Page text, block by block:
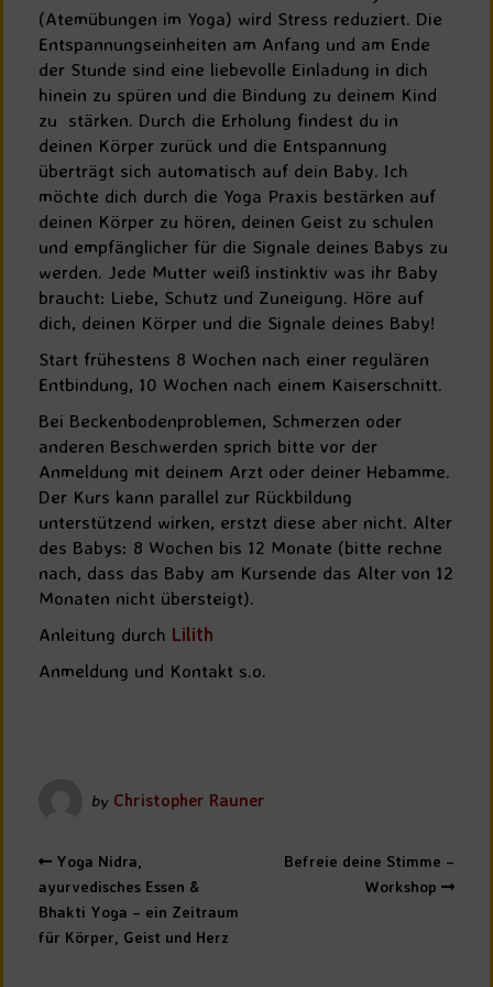
(Atemübungen im Yoga) wird Stress reduziert. Die
Entspannungseinheiten am Anfang und am Ende
der Stunde sind eine liebevolle Einladung in dich
hinein zu spüren und die Bindung zu deinem Kind
zu stärken. Durch die Erholung findest du in
deinen Körper zurück und die Entspannung
überträgt sich automatisch auf dein Baby. Ich
möchte dich durch die Yoga Praxis bestärken auf
deinen Körper zu hören, deinen Geist zu schulen
und empfänglicher für die Signale deines Babys zu
werden. Jede Mutter weiß instinktiv was ihr Baby
braucht: Liebe, Schutz und Zuneigung. Höre auf
dich, deinen Körper und die Signale deines Baby!
Start frühestens 8 Wochen nach einer regulären
Entbindung, 10 Wochen nach einem Kaiserschnitt.
Bei Beckenbodenproblemen, Schmerzen oder
anderen Beschwerden sprich bitte vor der
Anmeldung mit deinem Arzt oder deiner Hebamme.
Der Kurs kann parallel zur Rückbildung
unterstützend wirken, erstzt diese aber nicht. Alter
des Babys: 8 Wochen bis 12 Monate (bitte rechne
nach, dass das Baby am Kursende das Alter von 12
Monaten nicht übersteigt).
Anleitung durch Lilith
Anmeldung und Kontakt s.o.
by Christopher Rauner
Yoga Nidra,
ayurvedisches Essen &
Bhakti Yoga – ein Zeitraum
für Körper, Geist und Herz
Befreie deine Stimme –
Workshop